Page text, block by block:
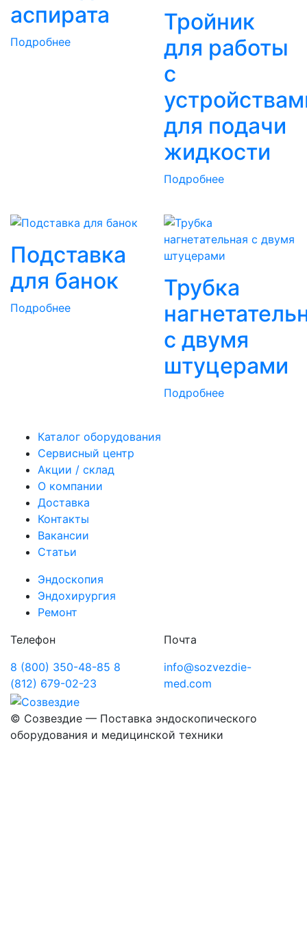
аспирата
Подробнее
Тройник
для работы
с
для подачи
жидкости
Подробнее
Подставка
для банок
Подробнее
Трубка
с двумя
штуцерами
Подробнее
Каталог оборудования
Сервисный центр
Акции / склад
О компании
Доставка
Контакты
Вакансии
Статьи
Эндоскопия
Эндохирургия
Ремонт
Телефон
8 (800) 350-48-85 8
(812) 679-02-23
Почта
info@sozvezdie-
med.com
© Созвездие — Поставка эндоскопического
оборудования и медицинской техники